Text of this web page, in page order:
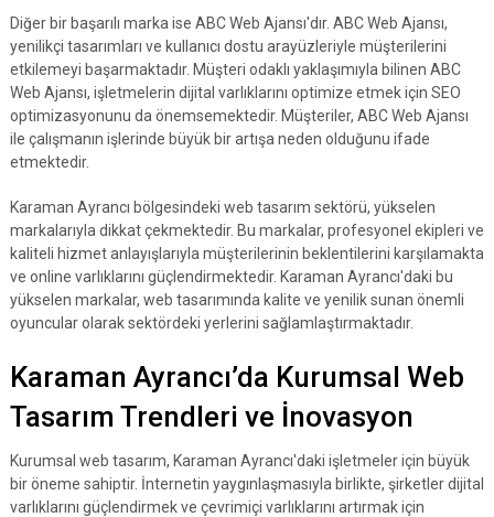
Diğer bir başarılı marka ise ABC Web Ajansı'dır. ABC Web Ajansı,
yenilikçi tasarımları ve kullanıcı dostu arayüzleriyle müşterilerini
etkilemeyi başarmaktadır. Müşteri odaklı yaklaşımıyla bilinen ABC
Web Ajansı, işletmelerin dijital varlıklarını optimize etmek için SEO
optimizasyonunu da önemsemektedir. Müşteriler, ABC Web Ajansı
ile çalışmanın işlerinde büyük bir artışa neden olduğunu ifade
etmektedir.
Karaman Ayrancı bölgesindeki web tasarım sektörü, yükselen
markalarıyla dikkat çekmektedir. Bu markalar, profesyonel ekipleri ve
kaliteli hizmet anlayışlarıyla müşterilerinin beklentilerini karşılamakta
ve online varlıklarını güçlendirmektedir. Karaman Ayrancı'daki bu
yükselen markalar, web tasarımında kalite ve yenilik sunan önemli
oyuncular olarak sektördeki yerlerini sağlamlaştırmaktadır.
Karaman Ayrancı’da Kurumsal Web
Tasarım Trendleri ve İnovasyon
Kurumsal web tasarım, Karaman Ayrancı'daki işletmeler için büyük
bir öneme sahiptir. İnternetin yaygınlaşmasıyla birlikte, şirketler dijital
varlıklarını güçlendirmek ve çevrimiçi varlıklarını artırmak için